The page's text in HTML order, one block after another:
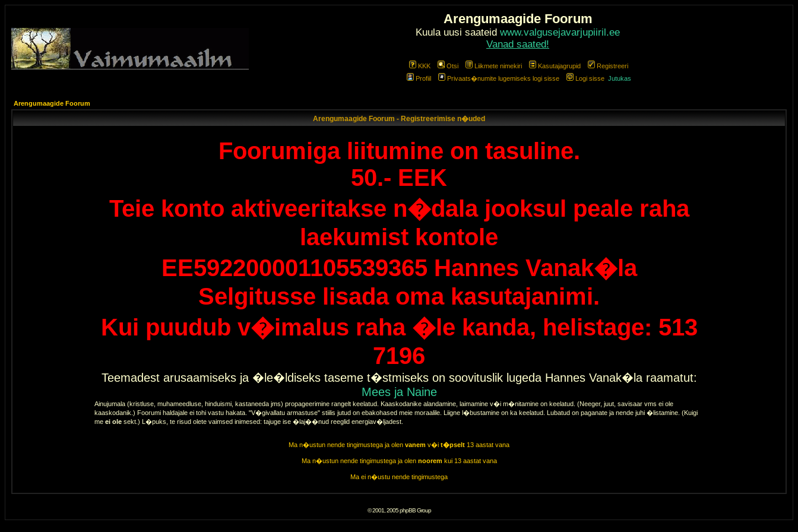
Arengumaagide Foorum
Kuula uusi saateid www.valgusejavarjupiiril.ee
Vanad saated!
KKK Otsi Liikmete nimekiri Kasutajagrupid
Registreeri
Profiil
Privaats�numite lugemiseks logi sisse Logi sisse Jutukas
Arengumaagide Foorum
Arengumaagide Foorum - Registreerimise n�uded
Foorumiga liitumine on tasuline.
50.- EEK
Teie konto aktiveeritakse n�dala jooksul peale raha
laekumist kontole
EE592200001105539365 Hannes Vanak�la
Selgitusse lisada oma kasutajanimi.
Kui puudub v�imalus raha �le kanda, helistage: 513
7196
Teemadest arusaamiseks ja �le�ldiseks taseme t�stmiseks on soovituslik lugeda Hannes Vanak�la raamatut:
Mees ja Naine
Ainujumala (kristluse, muhameedluse, hinduismi, kastaneeda jms) propageerimine rangelt keelatud. Kaaskodanike alandamine, laimamine v�i m�nitamine on keelatud. (Neeger, juut, savisaar vms ei ole
kaaskodanik.) Foorumi haldajale ei tohi vastu hakata. "V�givallatu armastuse" stiilis jutud on ebakohased meie moraalile. Liigne l�bustamine on ka keelatud. Lubatud on paganate ja nende juhi �listamine. (Kuigi
me ei olesekt.) L�puks, te risud olete vaimsed inimesed: tajuge ise �laj��nud reeglid energiav�ljadest.
Ma n�ustun nende tingimustega ja olen vanem v�i t�pselt 13 aastat vana
Ma n�ustun nende tingimustega ja olen nooremkui 13 aastat vana
Ma ei n�ustu nende tingimustega
© 2001, 2005 phpBB Group